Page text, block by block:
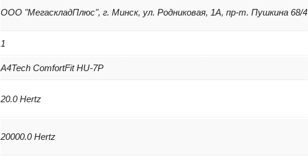
ООО "МегаскладПлюс", г. Минск, ул. Родниковая, 1А, пр-т. Пушкина 68/4
1
A4Tech ComfortFit HU-7P
20.0 Hertz
20000.0 Hertz